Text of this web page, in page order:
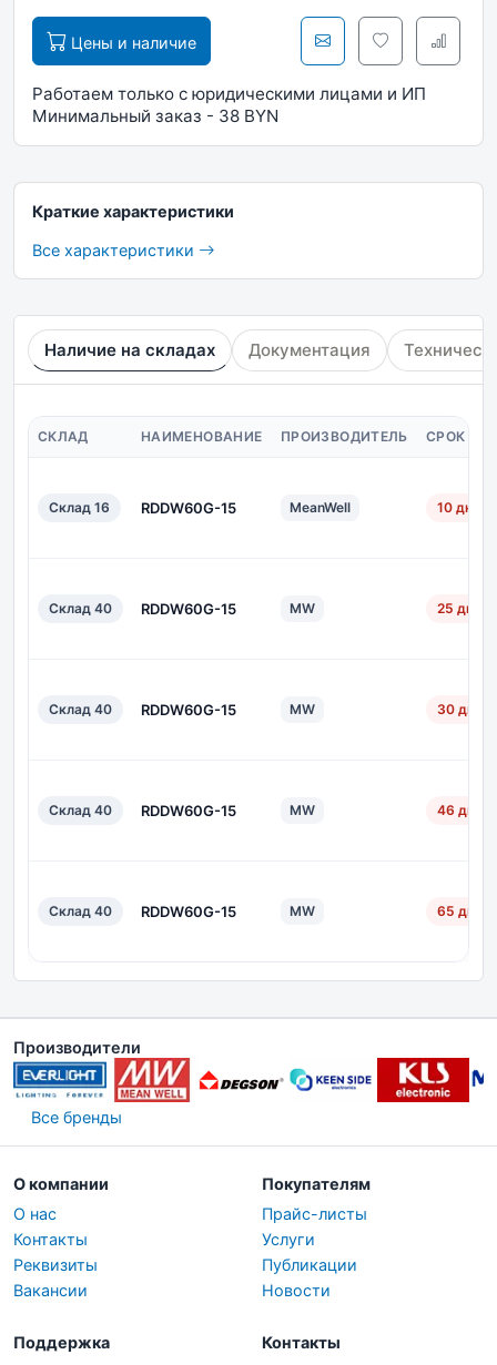
Цены и наличие
Работаем только с юридическими лицами и ИП
Минимальный заказ - 38 BYN
Краткие характеристики
Все характеристики
Наличие на складах Документация
СКЛАД НАИМЕНОВАНИЕ ПРОИЗВОДИТЕЛЬ СРОК
Склад 16 RDDW60G-15 MeanWell 10 дн.
Склад 40 RDDW60G-15 MW 25 дн.
Склад 40 RDDW60G-15 MW 30 дн.
Склад 40 RDDW60G-15 MW 46 дн.
Склад 40 RDDW60G-15 MW 65 дн.
Производители
Все бренды
О компании
О нас
Контакты
Реквизиты
Вакансии
Покупателям
Прайс-листы
Услуги
Публикации
Новости
Поддержка
Контакты